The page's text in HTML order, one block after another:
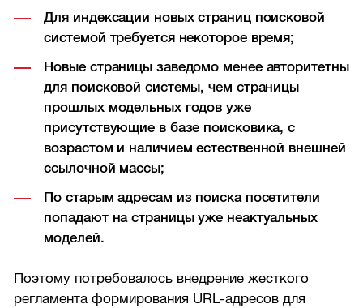
Для индексации новых страниц поисковой
системой требуется некоторое время;
Новые страницы заведомо менее авторитетны
для поисковой системы, чем страницы
прошлых модельных годов уже
присутствующие в базе поисковика, с
возрастом и наличием естественной внешней
ссылочной массы;
По старым адресам из поиска посетители
попадают на страницы уже неактуальных
моделей.
Поэтому потребовалось внедрение жесткого
регламента формирования URL-адресов для